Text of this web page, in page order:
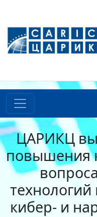
ЦАРИКЦ
повышения
кибер- и